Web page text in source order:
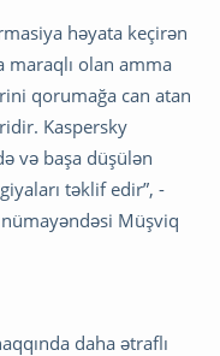
həyata keçirən
maraqlı olan amma
qorumağa can atan
Kaspersky
və başa düşülən
təklif edir”, -
Müşviq
daha ətraflı